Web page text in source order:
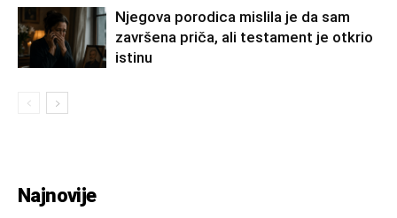
Njegova porodica mislila je da sam
završena priča, ali testament je otkrio
istinu
Najnovije